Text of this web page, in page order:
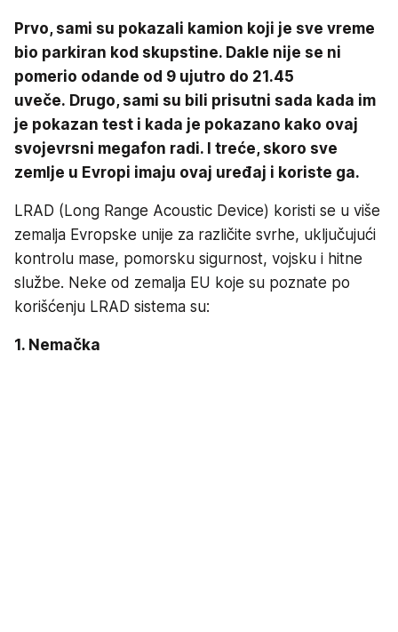
Prvo, sami su pokazali kamion koji je sve vreme
bio parkiran kod skupstine. Dakle nije se ni
pomerio odande od 9 ujutro do 21.45
uveče. Drugo, sami su bili prisutni sada kada im
je pokazan test i kada je pokazano kako ovaj
svojevrsni megafon radi. I treće, skoro sve
zemlje u Evropi imaju ovaj uređaj i koriste ga.
LRAD (Long Range Acoustic Device) koristi se u više
zemalja Evropske unije za različite svrhe, uključujući
kontrolu mase, pomorsku sigurnost, vojsku i hitne
službe. Neke od zemalja EU koje su poznate po
korišćenju LRAD sistema su:
1. Nemačka